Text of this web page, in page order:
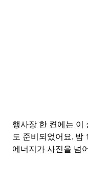
행사장 한 켠에는 이
도 준비되었어요. 밤
에너지가 사진을 넘